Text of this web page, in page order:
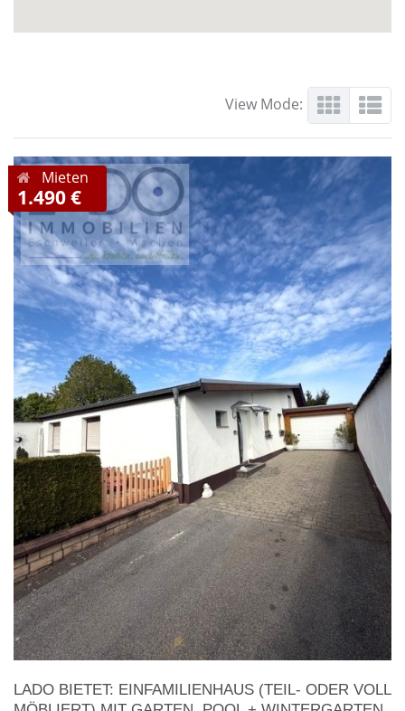
View Mode:
Mieten
1.490 €
LADO BIETET: EINFAMILIENHAUS (TEIL- ODER VOLL